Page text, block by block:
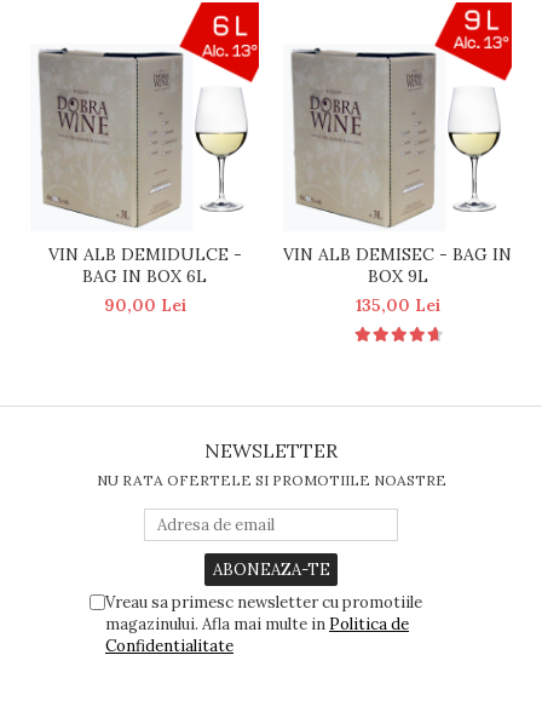
VIN ALB DEMIDULCE -
BAG IN BOX 6L
90,00 Lei
VIN ALB DEMISEC - BAG IN
BOX 9L
135,00 Lei
NEWSLETTER
NU RATA OFERTELE SI PROMOTIILE NOASTRE
Vreau sa primesc newsletter cu promotiile
magazinului. Afla mai multe in Politica de
Confidentialitate